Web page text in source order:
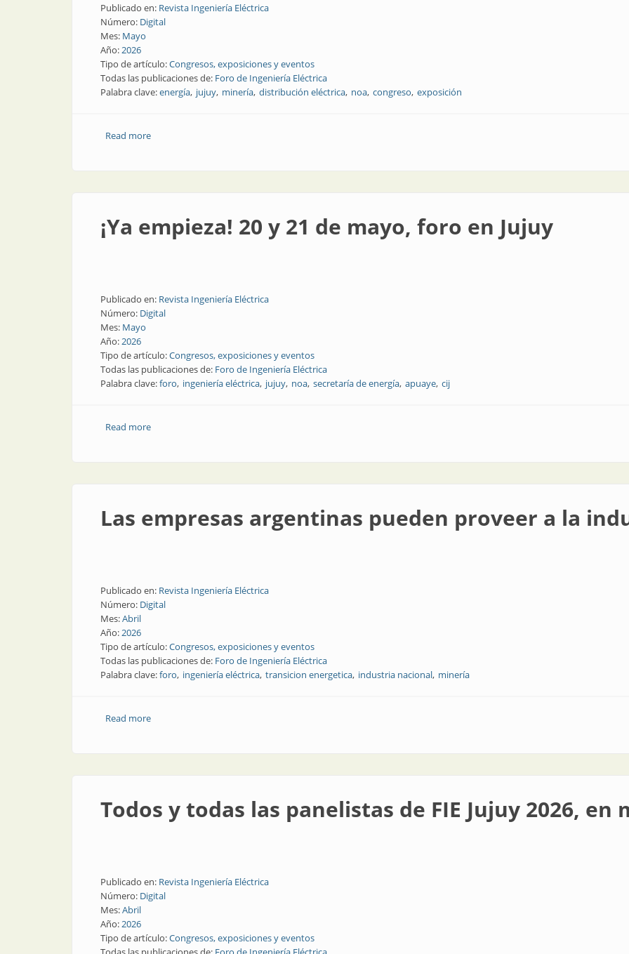
Publicado en: Revista Ingeniería Eléctrica
Número: Digital
Mes: Mayo
Año:2026
Tipo de artículo:Congresos, exposiciones y eventos
Todas las publicaciones de: Foro de Ingeniería Eléctrica
Palabra clave:energía jujuy minería distribución eléctrica noa congreso exposición
Read moreabout Lo que dejó FIE Jujuy 2026: entusiasmo y cooperación
¡Ya empieza! 20 y 21 de mayo, foro en Jujuy
Publicado en: Revista Ingeniería Eléctrica
Número: Digital
Mes: Mayo
Año:2026
Tipo de artículo:Congresos, exposiciones y eventos
Todas las publicaciones de: Foro de Ingeniería Eléctrica
Palabra clave:foro ingeniería eléctrica jujuy noa secretaría de energía apuaye cij
Read moreabout ¡Ya empieza! 20 y 21 de mayo, foro en Jujuy
Las empresas argentinas pueden proveer a la
Publicado en: Revista Ingeniería Eléctrica
Número: Digital
Mes:Abril
Año:2026
Tipo de artículo:Congresos, exposiciones y eventos
Todas las publicaciones de: Foro de Ingeniería Eléctrica
Palabra clave:foro ingeniería eléctrica transicion energetica industria nacional minería
Read moreabout Las empresas argentinas pueden proveer a la industria minera
Todos y todas las panelistas de FIE Jujuy 2026, en
Publicado en: Revista Ingeniería Eléctrica
Número: Digital
Mes:Abril
Año:2026
Tipo de artículo:Congresos, exposiciones y eventos